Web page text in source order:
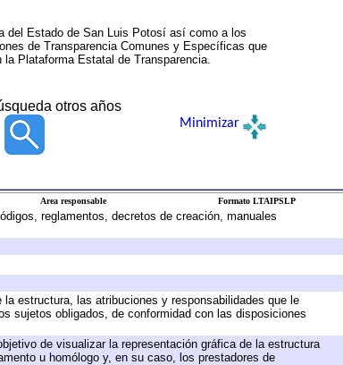
del Estado de San Luis Potosí así como a los
de Transparencia Comunes y Específicas que
Plataforma Estatal de Transparencia.
otros años
Minimizar
Area responsable Formato LTAIPSLP
reglamentos, decretos de creación, manuales
estructura, las atribuciones y responsabilidades que le
sujetos obligados, de conformidad con las disposiciones
de visualizar la representación gráfica de la estructura
u homólogo y, en su caso, los prestadores de